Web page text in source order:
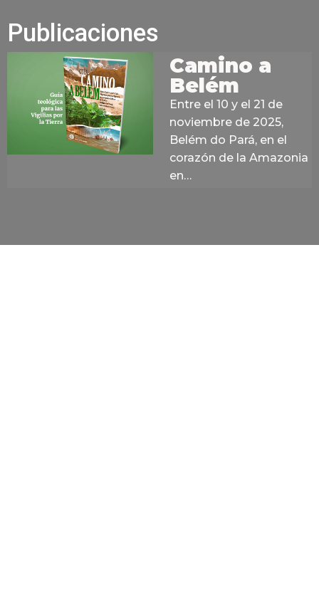
Publicaciones
Camino a
Belém
Entre el 10 y el 21 de
noviembre de 2025,
Belém do Pará, en el
corazón de la Amazonia
en…